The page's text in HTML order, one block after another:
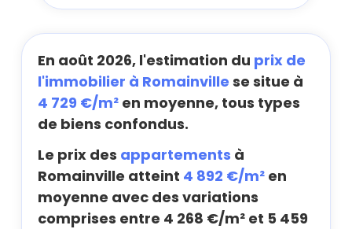
En août 2026, l'estimation du prix de
l'immobilier à Romainville se situe à
4 729 €/m² en moyenne, tous types
de biens confondus.
Le prix des appartements à
Romainville atteint 4 892 €/m² en
moyenne avec des variations
comprises entre 4 268 €/m² et 5 459